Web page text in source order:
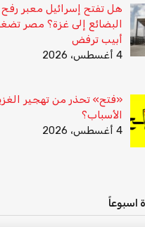
هل تفتح إسرائيل معبر رفح
البضائع إلى غزة؟ مصر
أبيب ترفض
4 أغسطس، 2026
«فتح» تحذر من تهجير
الأسباب؟
4 أغسطس، 2026
اسبوعاً